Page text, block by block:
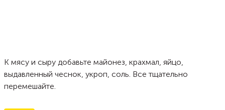
К мясу и сыру добавьте майонез, крахмал, яйцо,
выдавленный чеснок, укроп, соль. Все тщательно
перемешайте.